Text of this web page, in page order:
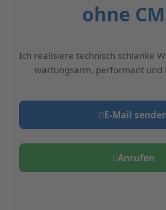
ohne
Ich realisiere technisch schlanke
wartungsarm, performant und
E‑Mail
Anrufen